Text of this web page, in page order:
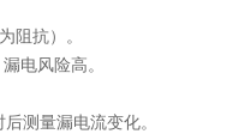
阻抗）。
电风险高。
测量漏电流变化。